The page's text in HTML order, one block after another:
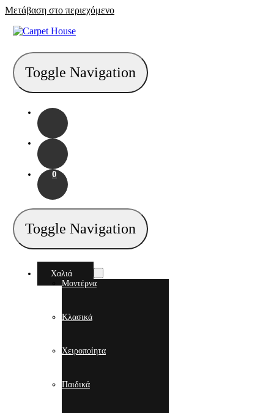
Μετάβαση στο περιεχόμενο
Toggle Navigation
0
Toggle Navigation
Χαλιά
Μοντέρνα
Κλασικά
Χειροποίητα
Παιδικά